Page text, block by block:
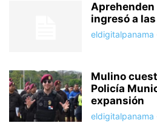
Aprehenden
ingresó a
eldigitalpanama
Mulino
Policía
expansión
eldigitalpanama